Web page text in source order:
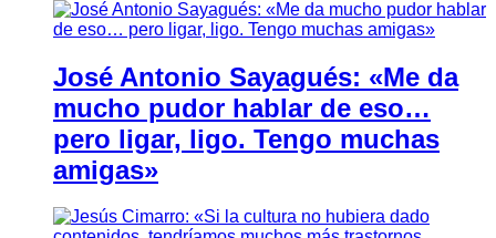
José Antonio Sayagués: «Me da
mucho pudor hablar de eso…
pero ligar, ligo. Tengo muchas
amigas»